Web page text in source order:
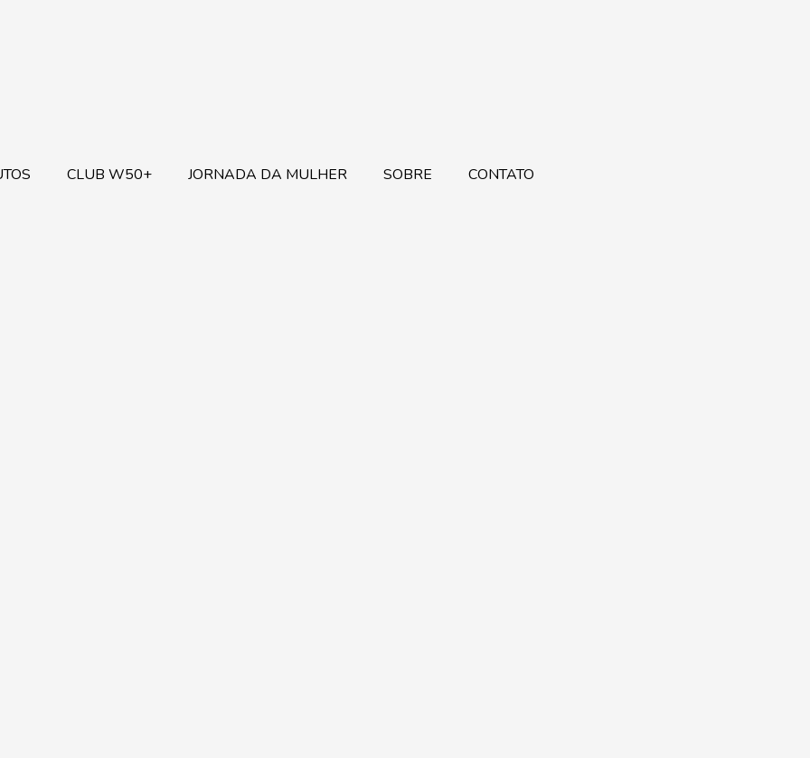
CLUB W50+ JORNADA DA MULHER SOBRE CONTATO